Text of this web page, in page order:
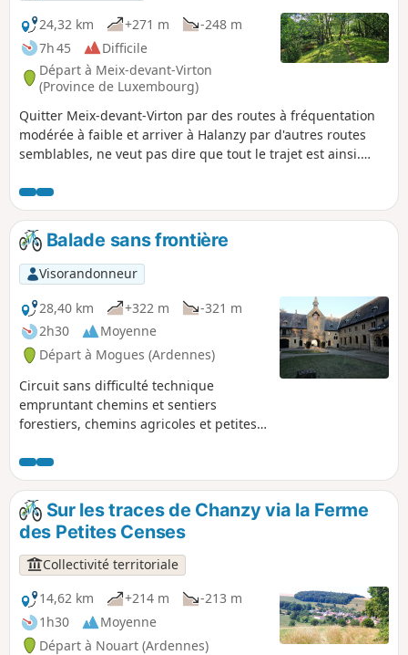
24,32 km
+271 m
-248 m
7h 45
Difficile
Départ à Meix-devant-Virton
(Province de Luxembourg)
Quitter Meix-devant-Virton par des routes à fréquentation
modérée à faible et arriver à Halanzy par d'autres routes
semblables, ne veut pas dire que tout le trajet est ainsi.
beaux panoramas, des chemins agricoles devenant
forestiers et une route abrupte dans sa descente au milieu
d'un quartier de maisons de vacances. Et puis, il y a aussi le
Ton qui donne le ton dans sa vallée et encore des chemins
et sentiers imprévus et improbables. Mon logement étant
chez l'habitant, le point d'arrêt est aléatoire.
Balade sans frontière
Visorandonneur
28,40 km
+322 m
-321 m
2h30
Moyenne
Départ à Mogues (Ardennes)
Circuit sans difficulté technique
empruntant chemins et sentiers
forestiers, chemins agricoles et petites
transfrontaliers se succèdent
discrètement. Vous traverserez des
petits villages typiques, vous longerez
des ruisseaux sympathiques et vous
approcherez l'Abbaye d'Orval. Ne
manquez pas d'y faire un petit détour
pendant ou après la balade.
Sur les traces de Chanzy via la Ferme
des Petites Censes
Collectivité territoriale
14,62 km
+214 m
-213 m
1h30
Moyenne
Départ à Nouart (Ardennes)